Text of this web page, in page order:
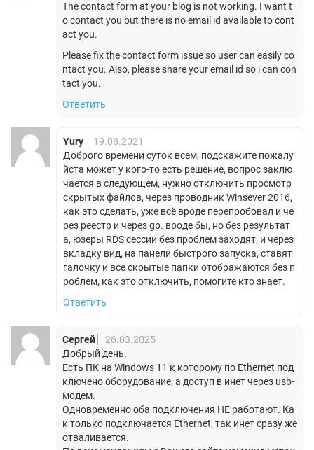
The contact form at your blog is not working. I want t
o contact you but there is no email id available to cont
act you.
Please fix the contact form issue so user can easily co
ntact you. Also, please share your email id so i can con
tact you.
Ответить
Yury
19.08.2021
Доброго времени суток всем, подскажите пожалу
йста может у кого-то есть решение, вопрос заклю
чается в следующем, нужно отключить просмотр
скрытых файлов, через проводник Winsever 2016,
как это сделать, уже всё вроде перепробовал и че
рез реестр и через gp. вроде бы, но без результат
а, юзеры RDS сессии без проблем заходят, и через
вкладку вид, на панели быстрого запуска, ставят
галочку и все скрытые папки отображаются без п
роблем, как это отключить, помогите кто знает.
Ответить
Сергей
26.03.2025
Добрый день.
Есть ПК на Windows 11 к которому по Ethernet под
ключено оборудование, а доступ в инет через usb-
модем.
Одновременно оба подключения НЕ работают. Ка
к только подключается Ethernet, так инет сразу же
отваливается.